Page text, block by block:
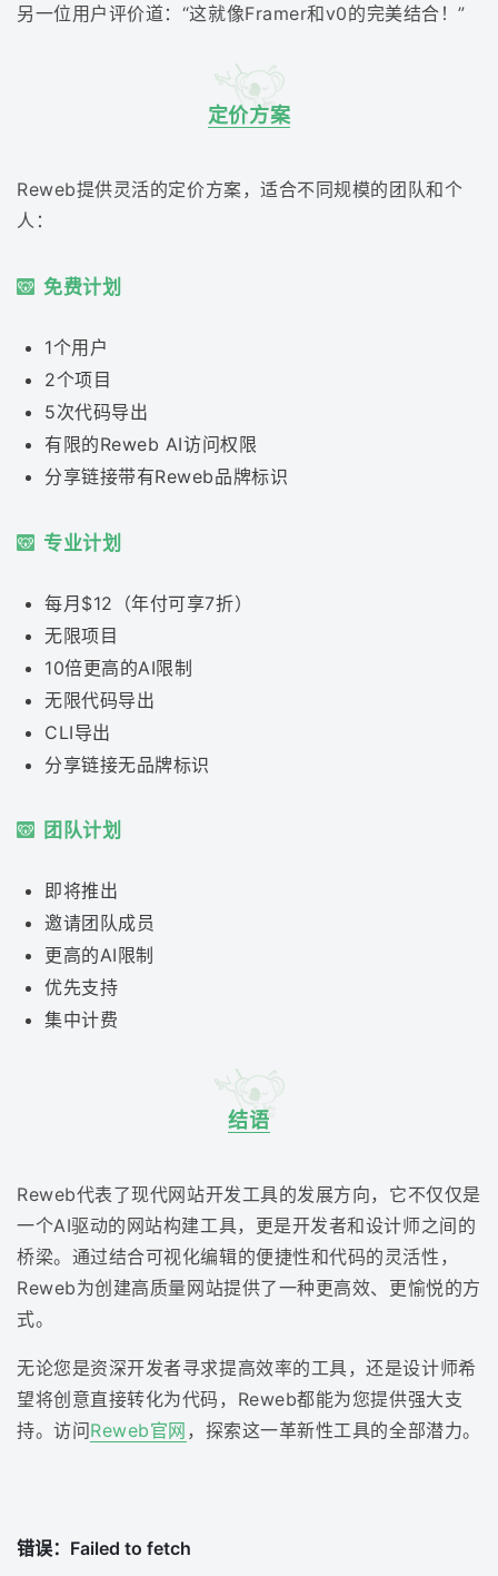
另一位用户评价道：“这就像Framer和v0的完美结合！”
定价方案
Reweb提供灵活的定价方案，适合不同规模的团队和个
人：
免费计划
1个用户
2个项目
5次代码导出
有限的Reweb AI访问权限
分享链接带有Reweb品牌标识
专业计划
每月$12（年付可享7折）
无限项目
10倍更高的AI限制
无限代码导出
CLI导出
分享链接无品牌标识
团队计划
即将推出
邀请团队成员
更高的AI限制
优先支持
集中计费
结语
Reweb代表了现代网站开发工具的发展方向，它不仅仅是
一个AI驱动的网站构建工具，更是开发者和设计师之间的
桥梁。通过结合可视化编辑的便捷性和代码的灵活性，
Reweb为创建高质量网站提供了一种更高效、更愉悦的方
式。
无论您是资深开发者寻求提高效率的工具，还是设计师希
望将创意直接转化为代码，Reweb都能为您提供强大支
持。访问Reweb官网 ，探索这一革新性工具的全部潜力。